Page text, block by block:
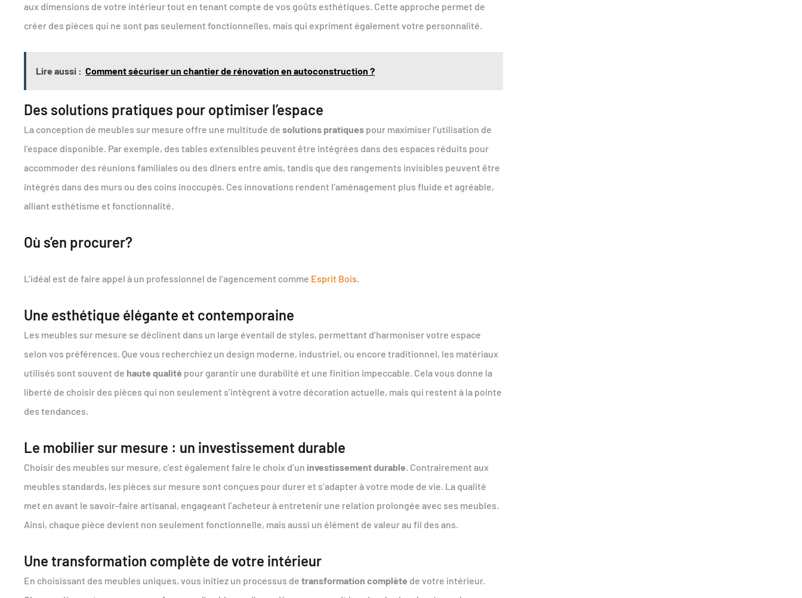
aux dimensions de votre intérieur tout en tenant compte de vos goûts esthétiques. Cette approche permet de
créer des pièces qui ne sont pas seulement fonctionnelles, mais qui expriment également votre personnalité.
Lire aussi : Comment sécuriser un chantier de rénovation en autoconstruction ?
Des solutions pratiques pour optimiser l’espace
La conception de meubles sur mesure offre une multitude de solutions pratiques pour maximiser l’utilisation de
l’espace disponible. Par exemple, des tables extensibles peuvent être intégrées dans des espaces réduits pour
accommoder des réunions familiales ou des dîners entre amis, tandis que des rangements invisibles peuvent être
intégrés dans des murs ou des coins inoccupés. Ces innovations rendent l’aménagement plus fluide et agréable,
alliant esthétisme et fonctionnalité.
Où s’en procurer?
L’idéal est de faire appel à un professionnel de l’agencement comme Esprit Bois.
Une esthétique élégante et contemporaine
Les meubles sur mesure se déclinent dans un large éventail de styles, permettant d’harmoniser votre espace
selon vos préférences. Que vous recherchiez un design moderne, industriel, ou encore traditionnel, les matériaux
utilisés sont souvent de haute qualité pour garantir une durabilité et une finition impeccable. Cela vous donne la
liberté de choisir des pièces qui non seulement s’intègrent à votre décoration actuelle, mais qui restent à la pointe
des tendances.
Le mobilier sur mesure : un investissement durable
Choisir des meubles sur mesure, c’est également faire le choix d’un investissement durable. Contrairement aux
meubles standards, les pièces sur mesure sont conçues pour durer et s’adapter à votre mode de vie. La qualité
met en avant le savoir-faire artisanal, engageant l’acheteur à entretenir une relation prolongée avec ses meubles.
Ainsi, chaque pièce devient non seulement fonctionnelle, mais aussi un élément de valeur au fil des ans.
Une transformation complète de votre intérieur
En choisissant des meubles uniques, vous initiez un processus de transformation complète de votre intérieur.